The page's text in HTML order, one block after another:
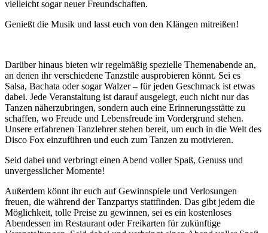
vielleicht sogar neuer Freundschaften.
Genießt die Musik und lasst euch von den Klängen mitreißen!
Darüber hinaus bieten wir regelmäßig spezielle Themenabende an,
an denen ihr verschiedene Tanzstile ausprobieren könnt. Sei es
Salsa, Bachata oder sogar Walzer – für jeden Geschmack ist etwas
dabei. Jede Veranstaltung ist darauf ausgelegt, euch nicht nur das
Tanzen näherzubringen, sondern auch eine Erinnerungsstätte zu
schaffen, wo Freude und Lebensfreude im Vordergrund stehen.
Unsere erfahrenen Tanzlehrer stehen bereit, um euch in die Welt des
Disco Fox einzuführen und euch zum Tanzen zu motivieren.
Seid dabei und verbringt einen Abend voller Spaß, Genuss und
unvergesslicher Momente!
Außerdem könnt ihr euch auf Gewinnspiele und Verlosungen
freuen, die während der Tanzpartys stattfinden. Das gibt jedem die
Möglichkeit, tolle Preise zu gewinnen, sei es ein kostenloses
Abendessen im Restaurant oder Freikarten für zukünftige